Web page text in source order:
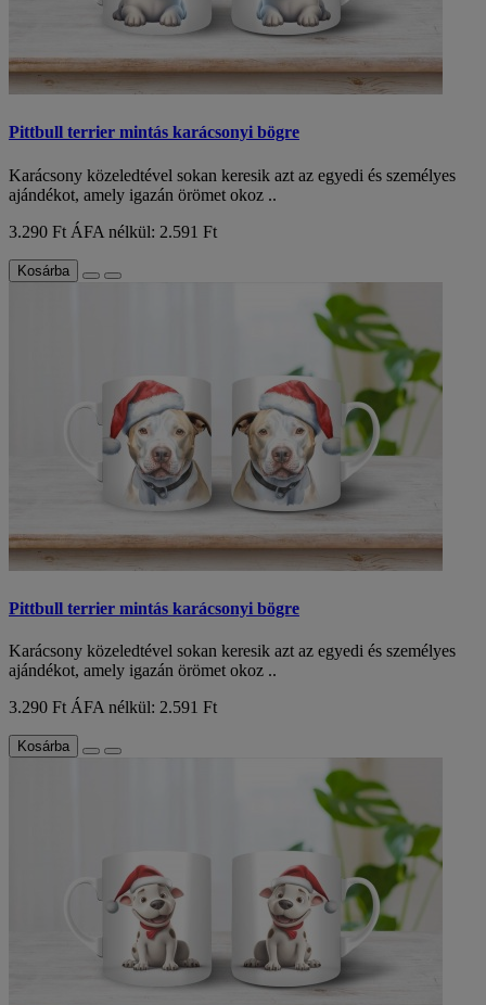
Pittbull terrier mintás karácsonyi bögre
Karácsony közeledtével sokan keresik azt az egyedi és személyes
ajándékot, amely igazán örömet okoz ..
3.290 Ft ÁFA nélkül: 2.591 Ft
Kosárba
Pittbull terrier mintás karácsonyi bögre
Karácsony közeledtével sokan keresik azt az egyedi és személyes
ajándékot, amely igazán örömet okoz ..
3.290 Ft ÁFA nélkül: 2.591 Ft
Kosárba